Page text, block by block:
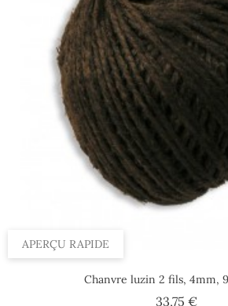
APERÇU RAPIDE
Chanvre luzin 2 fils, 4mm,
33,75 €Prix